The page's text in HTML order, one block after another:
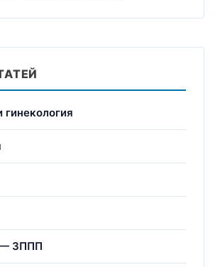
— ЗППП